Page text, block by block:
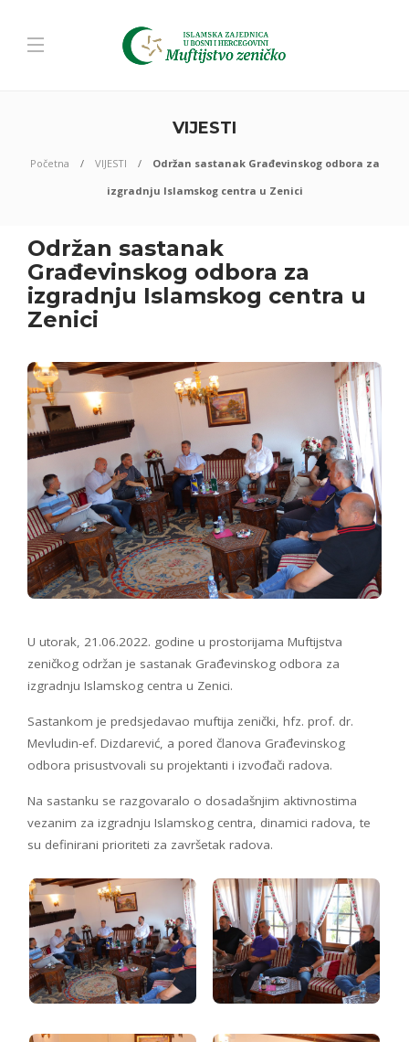
VIJESTI
Početna VIJESTI
Održan sastanak Građevinskog odbora za
izgradnju Islamskog centra u Zenici
Održan sastanak
Građevinskog odbora za
izgradnju Islamskog centra u
Zenici
U utorak, 21.06.2022. godine u prostorijama Muftijstva
zeničkog održan je sastanak Građevinskog odbora za
izgradnju Islamskog centra u Zenici.
Sastankom je predsjedavao muftija zenički, hfz. prof. dr.
Mevludin-ef. Dizdarević, a pored članova Građevinskog
odbora prisustvovali su projektanti i izvođači radova.
Na sastanku se razgovaralo o dosadašnjim aktivnostima
vezanim za izgradnju Islamskog centra, dinamici radova, te
su definirani prioriteti za završetak radova.